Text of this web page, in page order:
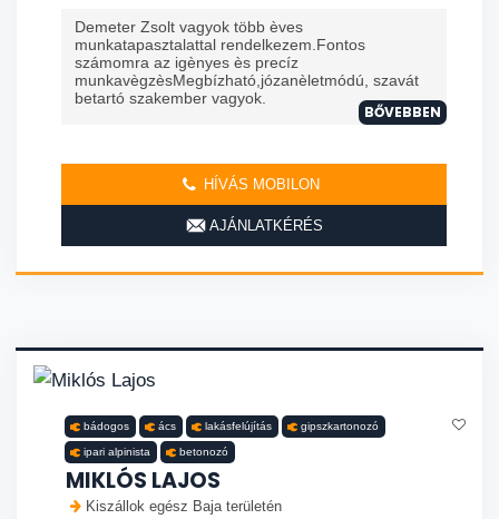
Demeter Zsolt vagyok több èves
munkatapasztalattal rendelkezem.Fontos
számomra az igènyes ès precíz
munkavègzèsMegbízható,józanèletmódú, szavát
betartó szakember vagyok.
BŐVEBBEN
HÍVÁS MOBILON
AJÁNLATKÉRÉS
bádogos ács lakásfelújítás gipszkartonozó
ipari alpinista betonozó
MIKLÓS LAJOS
Kiszállok egész Baja területén